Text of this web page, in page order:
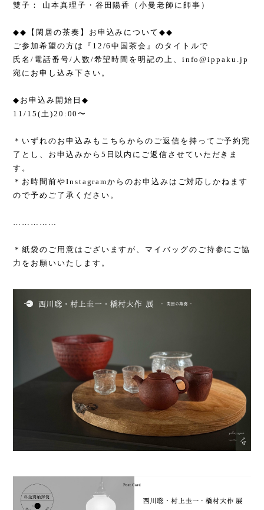
雙子： 山本真理子・谷田陽香（小曼老師に師事）
◆◆ 【閑居の茶奏】お申込みについて◆◆
ご参加希望の方は『 12/6中国茶会』のタイトルで
氏名/ 電話番号/ 人数/希望時間を明記の上、 info@ippaku.jp
宛にお申し込み下さい。
◆ お申込み開始日 ◆
11/15(土)20:00〜
＊いずれのお申込みもこちらからのご返信を持ってご予約完
了とし、お申込みから 5 日以内にご返信させていただきま
す。
＊お時間前やInstagramからのお申込みはご対応しかねます
ので予めご了承ください。
……………
＊紙袋のご用意はございますが、マイバッグのご持参にご協
力をお願いいたします。